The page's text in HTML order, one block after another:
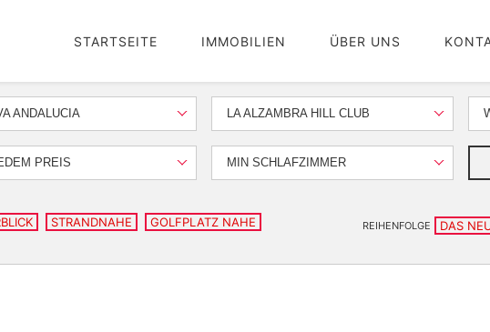
STARTSEITE IMMOBILIEN ÜBER UNS
ANDALUCIA LA ALZAMBRA HILL CLUB
PREIS MIN SCHLAFZIMMER
STRANDNAHE GOLFPLATZ NAHE REIHENFOLGE DAS